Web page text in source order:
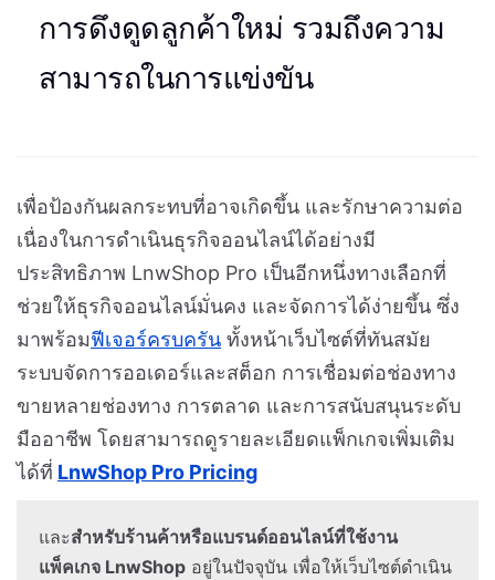
การดึงดูดลูกค้าใหม่ รวมถึงความ
สามารถในการแข่งขัน
เพื่อป้องกันผลกระทบที่อาจเกิดขึ้น และรักษาความต่อ
เนื่องในการดำเนินธุรกิจออนไลน์ได้อย่างมี
ประสิทธิภาพ LnwShop Pro เป็นอีกหนึ่งทางเลือกที่
ช่วยให้ธุรกิจออนไลน์มั่นคง และจัดการได้ง่ายขึ้น ซึ่ง
มาพร้อมฟีเจอร์ครบครัน ทั้งหน้าเว็บไซต์ที่ทันสมัย
ระบบจัดการออเดอร์และสต็อก การเชื่อมต่อช่องทาง
ขายหลายช่องทาง การตลาด และการสนับสนุนระดับ
มืออาชีพ โดยสามารถดูรายละเอียดแพ็กเกจเพิ่มเติม
ได้ที่ LnwShop Pro Pricing
และสำหรับร้านค้าหรือแบรนด์ออนไลน์ที่ใช้งาน
แพ็คเกจ LnwShop อยู่ในปัจจุบัน เพื่อให้เว็บไซต์ดำเนิน